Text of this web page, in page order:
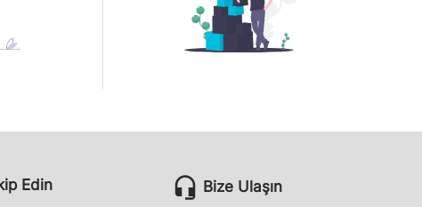
Edin headset_mic Bize Ulaşın